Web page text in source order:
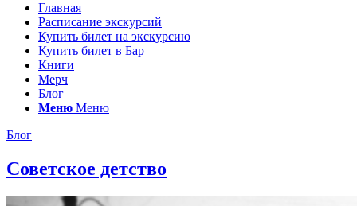
Главная
Расписание экскурсий
Купить билет на экскурсию
Купить билет в Бар
Книги
Мерч
Блог
Меню Меню
Блог
Советское детство